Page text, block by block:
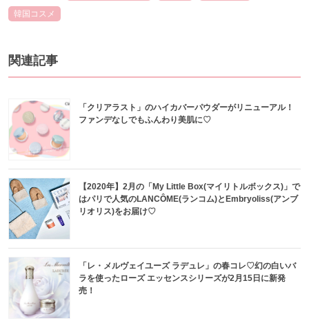
韓国コスメ
関連記事
「クリアラスト」のハイカバーパウダーがリニューアル！
ファンデなしでもふんわり美肌に♡
【2020年】2月の「My Little Box(マイリトルボックス)」で
はパリで人気のLANCÔME(ランコム)とEmbryoliss(アンブ
リオリス)をお届け♡
「レ・メルヴェイユーズ ラデュレ」の春コレ♡幻の白いバ
ラを使ったローズ エッセンスシリーズが2月15日に新発
売！